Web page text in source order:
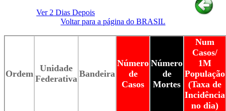
Ver 2 Dias Depois
Voltar para a página do BRASIL
Ordem
Unidade
Federativa Bandeira
Número
de
Casos
Número
de
Mortes
Num
Casos/
1M
População
(Taxa de
Incidência
no dia)